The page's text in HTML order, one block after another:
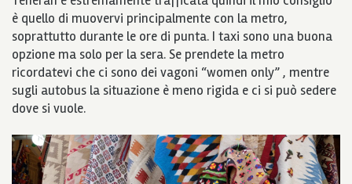
è quello di muovervi principalmente con la metro,
soprattutto durante le ore di punta. I taxi sono una buona
opzione ma solo per la sera. Se prendete la metro
ricordatevi che ci sono dei vagoni “women only” , mentre
sugli autobus la situazione è meno rigida e ci si può sedere
dove si vuole.